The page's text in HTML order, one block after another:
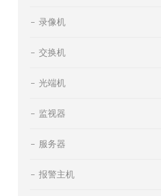
录像机
交换机
光端机
监视器
服务器
报警主机